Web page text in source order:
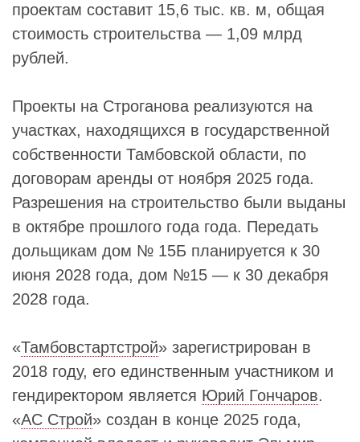
проектам составит 15,6 тыс. кв. м, общая
стоимость строительства — 1,09 млрд
рублей.
Проекты на Строганова реализуются на
участках, находящихся в государственной
собственности Тамбовской области, по
договорам аренды от ноября 2025 года.
Разрешения на строительство были выданы
в октябре прошлого года года. Передать
дольщикам дом № 15Б планируется к 30
июня 2028 года, дом №15 — к 30 декабря
2028 года.
«Тамбовстартстрой» зарегистрирован в
2018 году, его единственным участником и
гендиректором является Юрий Гончаров.
«АС Строй» создан в конце 2025 года,